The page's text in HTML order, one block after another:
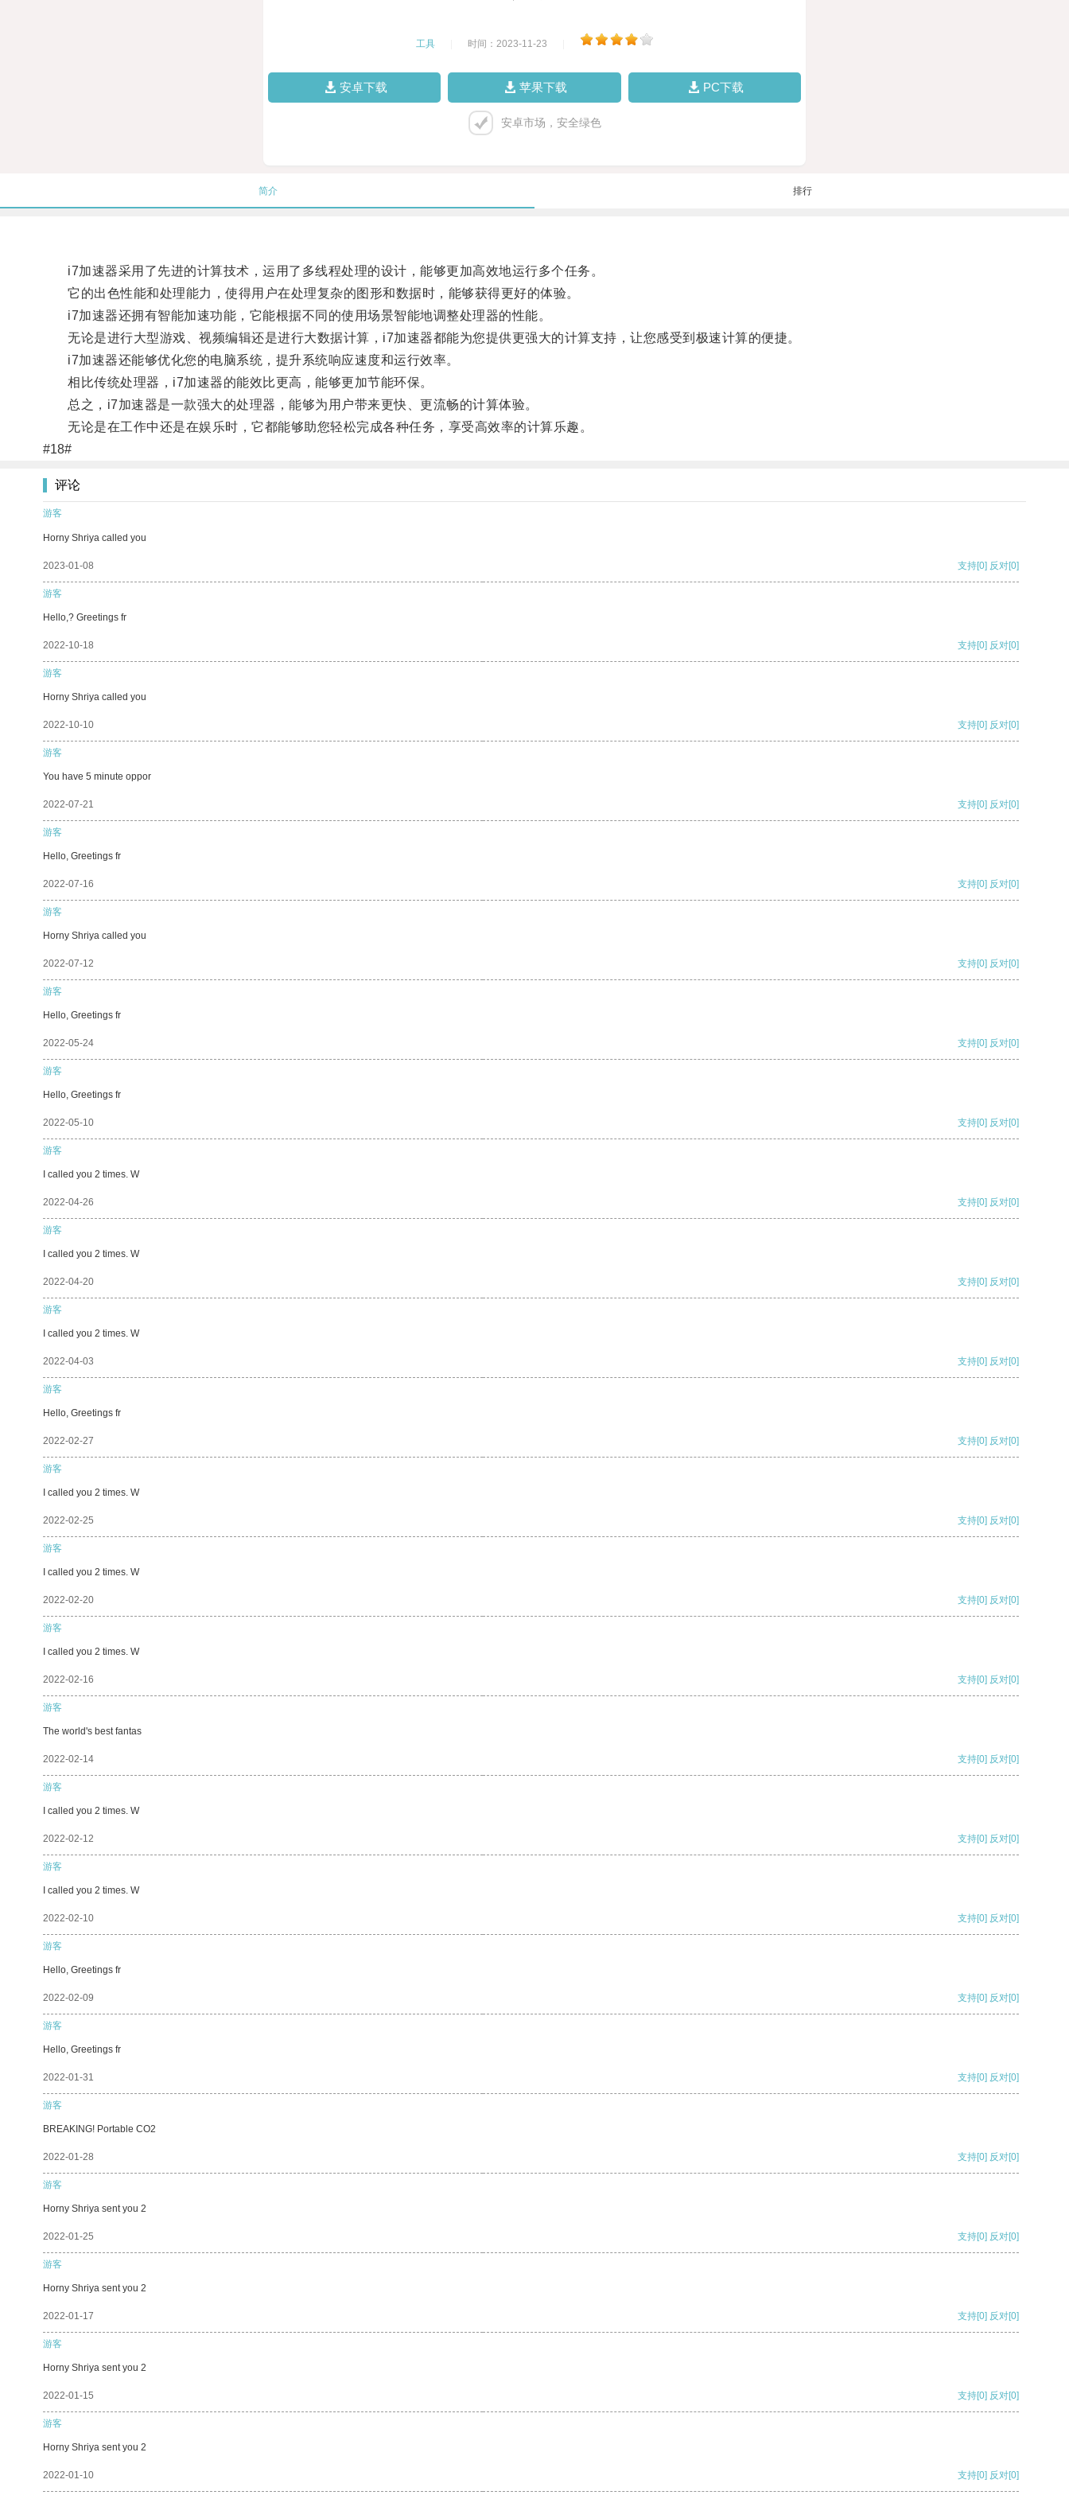
工具 时间：2023-11-23
安卓下载 苹果下载 PC下载
安卓市场，安全绿色
简介 排行
i7加速器采用了先进的计算技术，运用了多线程处理的设计，能够更加高效地运行多个任务。
它的出色性能和处理能力，使得用户在处理复杂的图形和数据时，能够获得更好的体验。
i7加速器还拥有智能加速功能，它能根据不同的使用场景智能地调整处理器的性能。
无论是进行大型游戏、视频编辑还是进行大数据计算，i7加速器都能为您提供更强大的计算支持，让您感受到极速计算的便捷。
i7加速器还能够优化您的电脑系统，提升系统响应速度和运行效率。
相比传统处理器，i7加速器的能效比更高，能够更加节能环保。
总之，i7加速器是一款强大的处理器，能够为用户带来更快、更流畅的计算体验。
无论是在工作中还是在娱乐时，它都能够助您轻松完成各种任务，享受高效率的计算乐趣。
#18#
评论
游客
Horny Shriya called you
2023-01-08 支持[0] 反对[0]
游客
Hello,? Greetings fr
2022-10-18 支持[0] 反对[0]
游客
Horny Shriya called you
2022-10-10 支持[0] 反对[0]
游客
You have 5 minute oppor
2022-07-21 支持[0] 反对[0]
游客
Hello, Greetings fr
2022-07-16 支持[0] 反对[0]
游客
Horny Shriya called you
2022-07-12 支持[0] 反对[0]
游客
Hello, Greetings fr
2022-05-24 支持[0] 反对[0]
游客
Hello, Greetings fr
2022-05-10 支持[0] 反对[0]
游客
I called you 2 times. W
2022-04-26 支持[0] 反对[0]
游客
I called you 2 times. W
2022-04-20 支持[0] 反对[0]
游客
I called you 2 times. W
2022-04-03 支持[0] 反对[0]
游客
Hello, Greetings fr
2022-02-27 支持[0] 反对[0]
游客
I called you 2 times. W
2022-02-25 支持[0] 反对[0]
游客
I called you 2 times. W
2022-02-20 支持[0] 反对[0]
游客
I called you 2 times. W
2022-02-16 支持[0] 反对[0]
游客
The world's best fantas
2022-02-14 支持[0] 反对[0]
游客
I called you 2 times. W
2022-02-12 支持[0] 反对[0]
游客
I called you 2 times. W
2022-02-10 支持[0] 反对[0]
游客
Hello, Greetings fr
2022-02-09 支持[0] 反对[0]
游客
Hello, Greetings fr
2022-01-31 支持[0] 反对[0]
游客
BREAKING! Portable CO2
2022-01-28 支持[0] 反对[0]
游客
Horny Shriya sent you 2
2022-01-25 支持[0] 反对[0]
游客
Horny Shriya sent you 2
2022-01-17 支持[0] 反对[0]
游客
Horny Shriya sent you 2
2022-01-15 支持[0] 反对[0]
游客
Horny Shriya sent you 2
2022-01-10 支持[0] 反对[0]